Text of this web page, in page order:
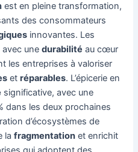
est en pleine transformation,
des consommateurs
innovantes. Les
avec unedurabilité au cœur
les entreprises à valoriser
etréparables. L’épicerie en
significative, avec une
dans les deux prochaines
d’écosystèmes de
lafragmentation et enrichit